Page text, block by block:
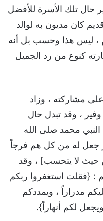
حال تلك الأسرة للأفضل
كان مديون به لوالد
، ليس هذا وحسب بل أنه
كنوع من رد الجميل
على مشاركته ، وزاد
، وقد تبدل حال
النبي محمد صلى الله
جعل له من كل هم فرجاً
لا يتحسب] ، وقد
: {فقلت استغفروا ربكم
مدراراً ، ويمددكم
لكم أنهاراً}.